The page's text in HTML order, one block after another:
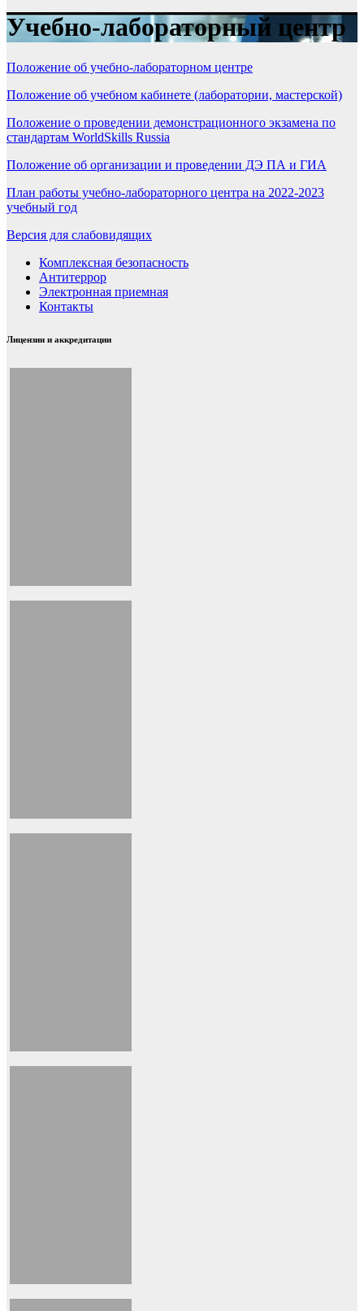
Учебно-лабораторный центр
Положение об учебно-лабораторном центре
Положение об учебном кабинете (лаборатории, мастерской)
Положение о проведении демонстрационного экзамена по
стандартам WorldSkills Russia
Положение об организации и проведении ДЭ ПА и ГИА
План работы учебно-лабораторного центра на 2022-2023
учебный год
Версия для слабовидящих
Комплексная безопасность
Антитеррор
Электронная приемная
Контакты
Лицензии и аккредитации